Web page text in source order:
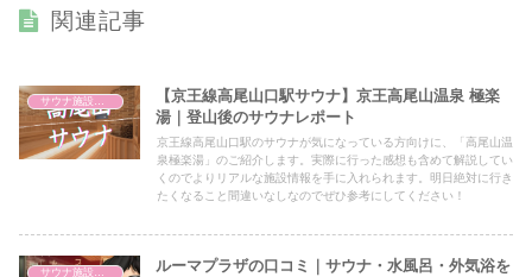
関連記事
【京王線高尾山口駅サウナ】京王高尾山温泉 極楽
湯｜登山後のサウナレポート
京王線高尾山口駅のサウナが気になっている方向けに、「高尾山温
泉極楽湯」のご紹介します。実際に行った感想も含めて解説してい
くのでよりリアルな施設情報を手に入れられます。明日絶対に行き
たくなること間違いなしなのでぜひ参考にしてください！
ルーマプラザの口コミ｜サウナ・水風呂・外気浴を